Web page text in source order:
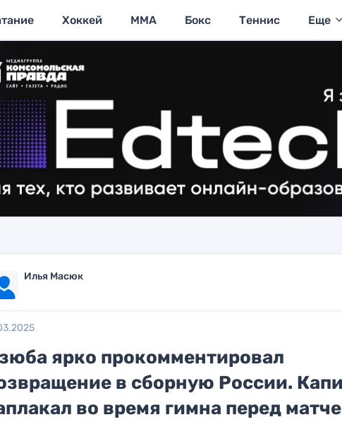
Хоккей MMA Бокс Теннис Еще
Илья Масюк
ярко прокомментировал
в сборную России.
во время гимна перед